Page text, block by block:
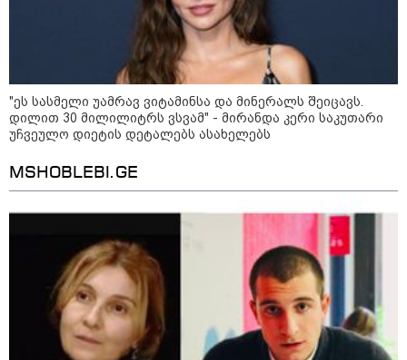
09:00 / 07-08-2026
18 წელი აგვისტოს ომიდან - ტრაგიკული
მოვლენების ქრონოლოგია, რომელიც
შესაძლოა, აღარ გვახსოვს
22:28 / 07-08-2026
სად იზღუდება მოძრაობა -
თბილისის მერია ინფორმაციას
ავრცელებს
"ეს სასმელი უამრავ ვიტამინსა და მინერალს შეიცავს.
დილით 30 მილილიტრს ვსვამ" - მირანდა კერი საკუთარი
უჩვეულო დიეტის დეტალებს ასახელებს
MSHOBLEBI.GE